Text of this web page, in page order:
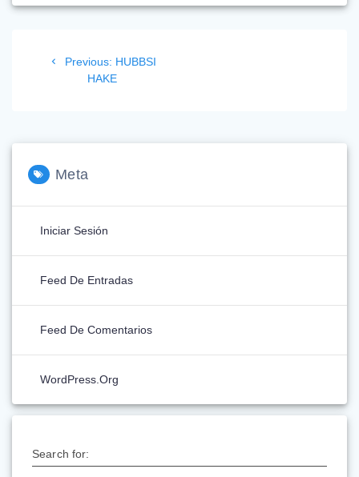
Previous: Previous
post:
HUBBSI
HAKE
Meta
Iniciar Sesión
Feed De Entradas
Feed De Comentarios
WordPress.org
Search for: